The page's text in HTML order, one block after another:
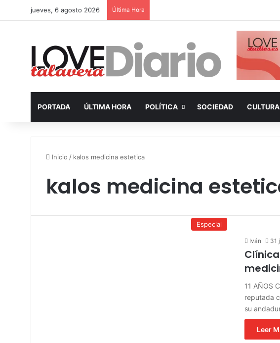
jueves, 6 agosto 2026 Última Hora
PORTADA ÚLTIMA HORA POLÍTICA SOCIEDAD CULTURA
Inicio / kalos medicina estetica
kalos medicina
Especial
Iván 31
11 AÑOS
reputada
su
Leer